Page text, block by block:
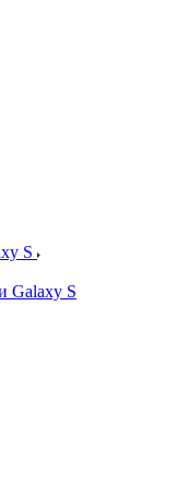
S
Galaxy S